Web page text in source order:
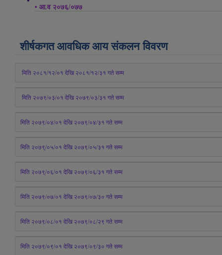
• आ.व २०७६/०७७
शीर्षकगत आवधिक आय संकलन विवरण
मिति २०८१/१२/०१ देखि २०८१/१२/३१ गते सम्म
मिति २०७९/०३/०१ देखि २०७९/०३/३१ गते सम्म
मिति २०७९/०४/०१ देखि २०७९/०४/३१ गते सम्म
मिति २०७९्/०५/०१ देखि २०७९/०५/३१ गते सम्म
मिति २०७९्/०६/०१ देखि २०७९/०६/३१ गते सम्म
मिति २०७९/०७/०१ देखि २०७९/०७/३० गते सम्म
मिति २०७९/०८/०१ देखि २०७९/०८/२९ गते सम्म
मिति २०७९/०९/०१ देखि २०७९/०९/३० गते सम्म